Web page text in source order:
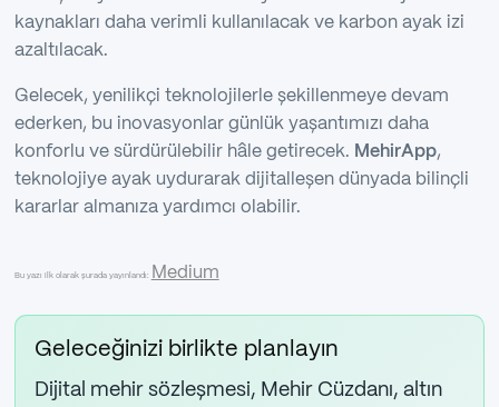
kaynakları daha verimli kullanılacak ve karbon ayak izi
azaltılacak.
Gelecek, yenilikçi teknolojilerle şekillenmeye devam
ederken, bu inovasyonlar günlük yaşantımızı daha
konforlu ve sürdürülebilir hâle getirecek. MehirApp,
teknolojiye ayak uydurarak dijitalleşen dünyada bilinçli
kararlar almanıza yardımcı olabilir.
Bu yazı ilk olarak şurada yayınlandı: Medium
Geleceğinizi birlikte planlayın
Dijital mehir sözleşmesi, Mehir Cüzdanı, altın